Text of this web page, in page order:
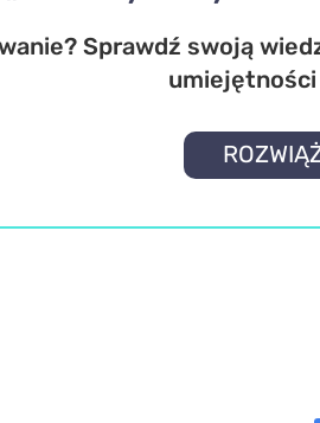
Sprawdź swoją